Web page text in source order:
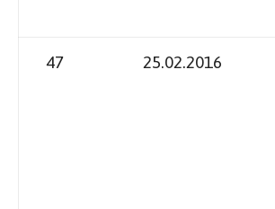
47 25.02.2016